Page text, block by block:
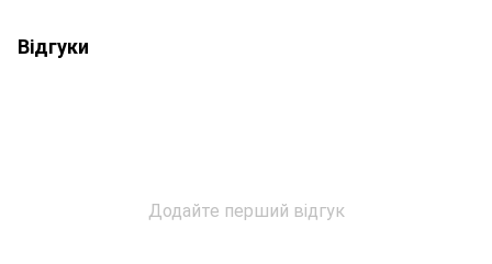
Відгуки
Додайте перший відгук